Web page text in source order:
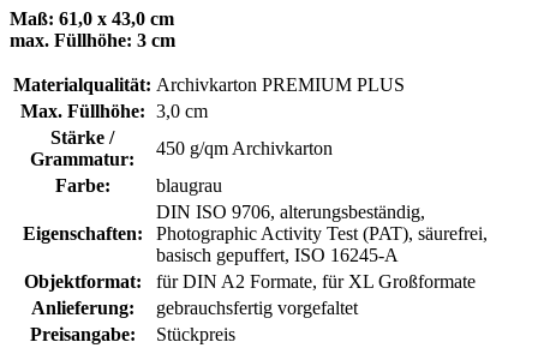
Maß: 61,0 x 43,0 cm
max. Füllhöhe: 3 cm
Materialqualität: Archivkarton PREMIUM PLUS
Max. Füllhöhe: 3,0 cm
Stärke /
Grammatur:
450 g/qm Archivkarton
Farbe:
blaugrau
Eigenschaften:
DIN ISO 9706, alterungsbeständig,
Photographic Activity Test (PAT), säurefrei,
basisch gepuffert, ISO 16245-A
Objektformat:
für DIN A2 Formate, für XL Großformate
Anlieferung:
gebrauchsfertig vorgefaltet
Preisangabe:
Stückpreis